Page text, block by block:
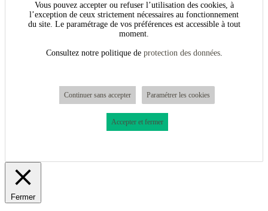
Vous pouvez accepter ou refuser l’utilisation des cookies, à
l’exception de ceux strictement nécessaires au fonctionnement
du site. Le paramétrage de vos préférences est accessible à tout
moment.
Consultez notre politique de protection des données.
Continuer sans accepter Paramétrer les cookies
Accepter et fermer
Fermer